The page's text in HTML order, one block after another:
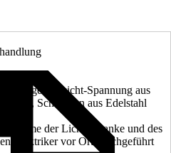
Gegengewicht-Spannung aus
Schrauben aus Edelstahl
der Lichtschranke und des
Elektriker vor Ort durchgeführt